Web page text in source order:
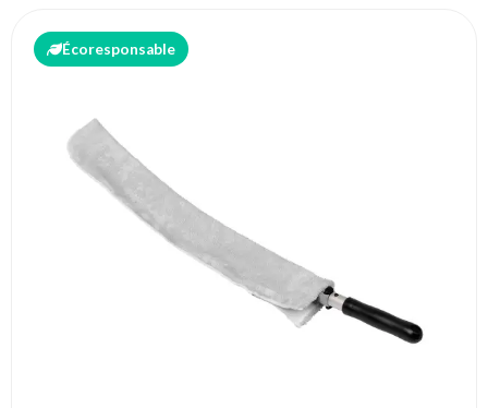
Écoresponsable